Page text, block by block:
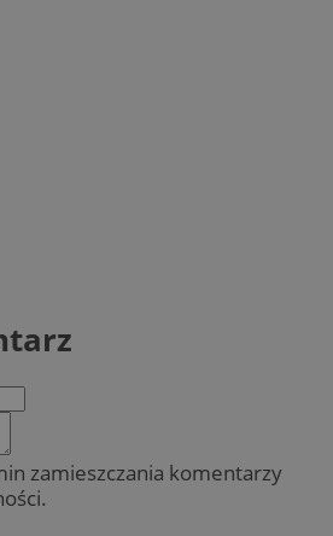
zamieszczania komentarzy